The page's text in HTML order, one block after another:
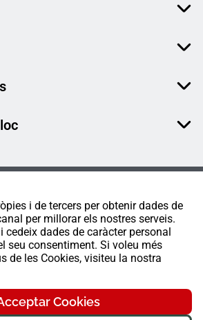
i de tercers per obtenir dades de
per millorar els nostres serveis.
cedeix dades de caràcter personal
seu consentiment. Si voleu més
de les Cookies, visiteu la nostra
Cookies